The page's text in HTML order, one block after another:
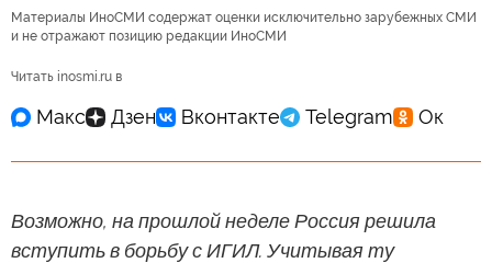
Материалы ИноСМИ содержат оценки исключительно зарубежных СМИ
и не отражают позицию редакции ИноСМИ
Читать inosmi.ru в
Возможно, на прошлой неделе Россия решила
вступить в борьбу с ИГИЛ. Учитывая ту